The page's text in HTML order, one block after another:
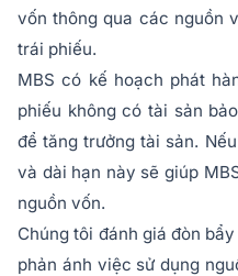
vốn thông qua các nguồn
trái phiếu.
MBS có kế hoạch phát
phiếu không có tài sản
để tăng trưởng tài sản.
và dài hạn này sẽ giúp
nguồn vốn.
Chúng tôi đánh giá đòn
phản ánh việc sử dụng